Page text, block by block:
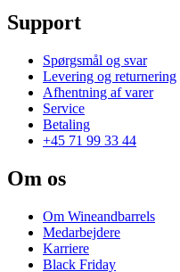
Support
Spørgsmål og svar
Levering og returnering
Afhentning af varer
Service
Betaling
+45 71 99 33 44
Om os
Om Wineandbarrels
Medarbejdere
Karriere
Black Friday